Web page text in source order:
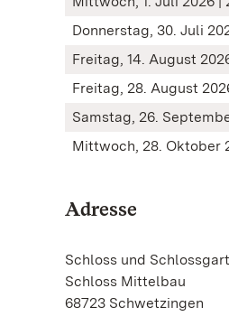
Donnerstag, 30. Juli
Freitag, 14. August
Freitag, 28. August
Samstag, 26.
Mittwoch, 28. Oktober
Adresse
Schloss und
Schloss Mittelbau
68723 Schwetzingen